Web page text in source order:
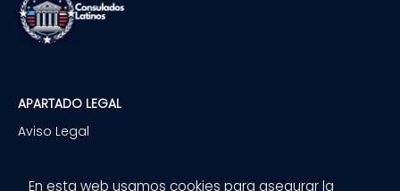
APARTADO LEGAL
Aviso Legal
Política de Cookies
En esta web usamos cookies para asegurar la